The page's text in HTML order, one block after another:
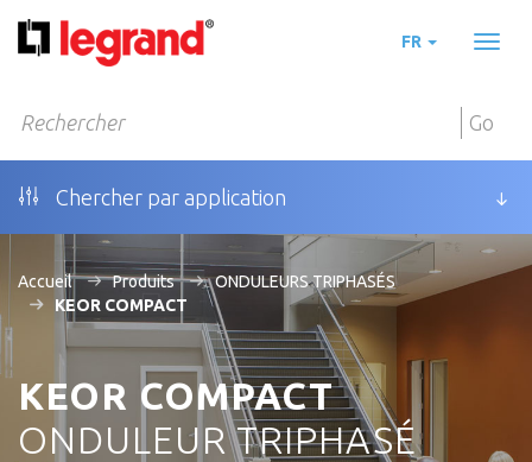
FR
Go
Chercher par application
Accueil Produits
ONDULEURS TRIPHASÉS
KEOR COMPACT
KEOR COMPACT
ONDULEUR TRIPHASÉ